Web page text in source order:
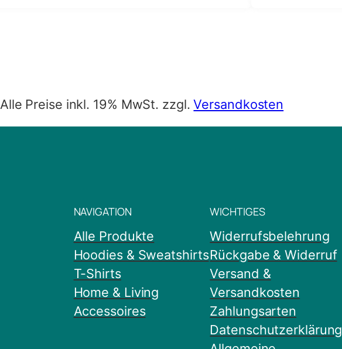
Alle Preise inkl. 19% MwSt. zzgl.Versandkosten
NAVIGATION
Alle Produkte
Hoodies & Sweatshirts
T-Shirts
Home & Living
Accessoires
WICHTIGES
Widerrufsbelehrung
Rückgabe & Widerruf
Versand &
Versandkosten
Zahlungsarten
Datenschutzerklärung